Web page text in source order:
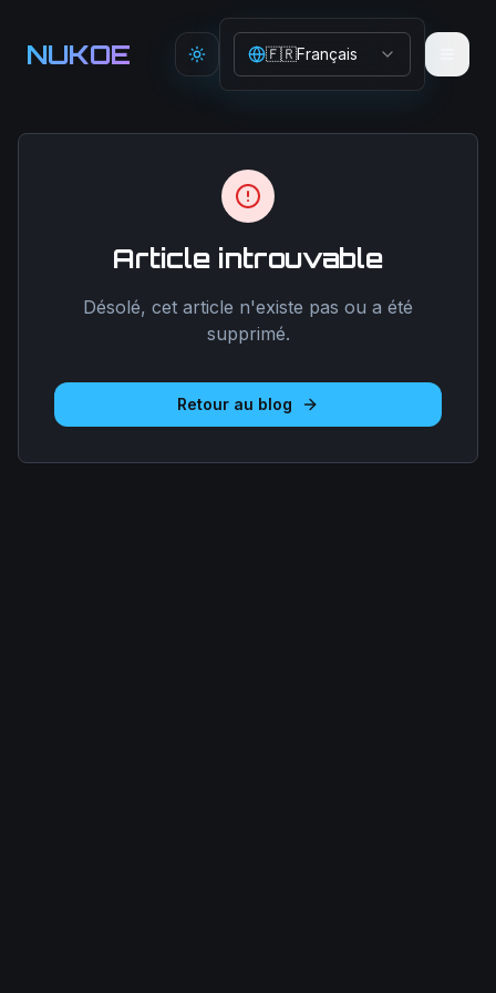
NUKOE Toggle theme
🇫🇷Français
Article introuvable
Désolé, cet article n'existe pas ou a été
supprimé.
Retour au blog